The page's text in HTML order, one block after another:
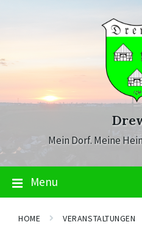
Mein Dorf. Meine
Menu
HOME VERANSTALTUNGEN